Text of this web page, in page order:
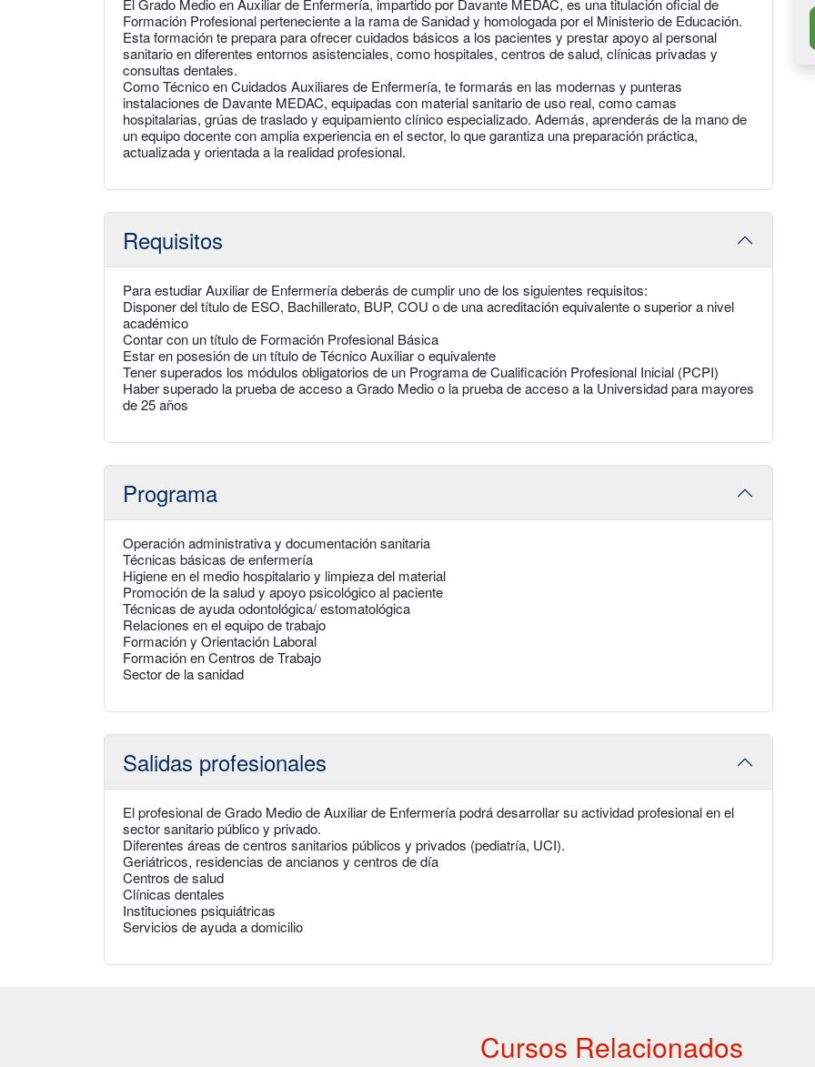
El Grado Medio en Auxiliar de Enfermería, impartido por Davante MEDAC, es una titulación oficial de
Formación Profesional perteneciente a la rama de Sanidad y homologada por el Ministerio de Educación.
Esta formación te prepara para ofrecer cuidados básicos a los pacientes y prestar apoyo al personal
sanitario en diferentes entornos asistenciales, como hospitales, centros de salud, clínicas privadas y
consultas dentales.
Como Técnico en Cuidados Auxiliares de Enfermería, te formarás en las modernas y punteras
instalaciones de Davante MEDAC, equipadas con material sanitario de uso real, como camas
hospitalarias, grúas de traslado y equipamiento clínico especializado. Además, aprenderás de la mano de
un equipo docente con amplia experiencia en el sector, lo que garantiza una preparación práctica,
actualizada y orientada a la realidad profesional.
Requisitos
Para estudiar Auxiliar de Enfermería deberás de cumplir uno de los siguientes requisitos:
Disponer del título de ESO, Bachillerato, BUP, COU o de una acreditación equivalente o superior a nivel
académico
Contar con un título de Formación Profesional Básica
Estar en posesión de un título de Técnico Auxiliar o equivalente
Tener superados los módulos obligatorios de un Programa de Cualificación Profesional Inicial (PCPI)
Haber superado la prueba de acceso a Grado Medio o la prueba de acceso a la Universidad para mayores
de 25 años
Programa
Operación administrativa y documentación sanitaria
Técnicas básicas de enfermería
Higiene en el medio hospitalario y limpieza del material
Promoción de la salud y apoyo psicológico al paciente
Técnicas de ayuda odontológica/ estomatológica
Relaciones en el equipo de trabajo
Formación y Orientación Laboral
Formación en Centros de Trabajo
Sector de la sanidad
Salidas profesionales
El profesional de Grado Medio de Auxiliar de Enfermería podrá desarrollar su actividad profesional en el
sector sanitario público y privado.
Diferentes áreas de centros sanitarios públicos y privados (pediatría, UCI).
Geriátricos, residencias de ancianos y centros de día
Centros de salud
Clínicas dentales
Instituciones psiquiátricas
Servicios de ayuda a domicilio
Cursos Relacionados